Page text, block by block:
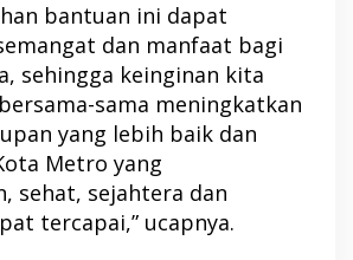
bantuan ini dapat
dan manfaat bagi
sehingga keinginan kita
sama meningkatkan
yang lebih baik dan
Metro yang
sehat, sejahtera dan
tercapai,” ucapnya.